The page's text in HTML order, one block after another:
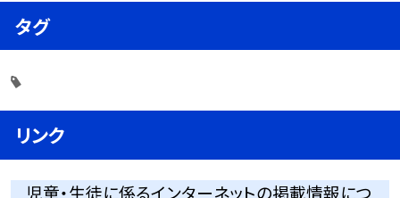
タグ
リンク
児童・生徒に係るインターネットの掲載情報につ